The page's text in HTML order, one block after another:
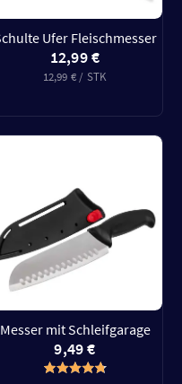
Ufer Fleischmesser
12,99 €
12,99 € / STK
Messer mit Schleifgarage
9,49 €